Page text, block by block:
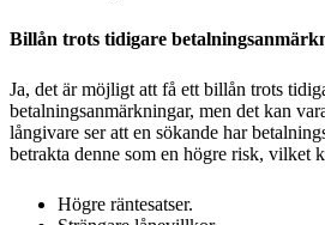
Billån trots tidigare
Ja, det är möjligt att få ett billån trots
betalningsanmärkningar, men det kan
långivare ser att en sökande har
betrakta denne som en högre risk, vilket
Högre räntesatser.